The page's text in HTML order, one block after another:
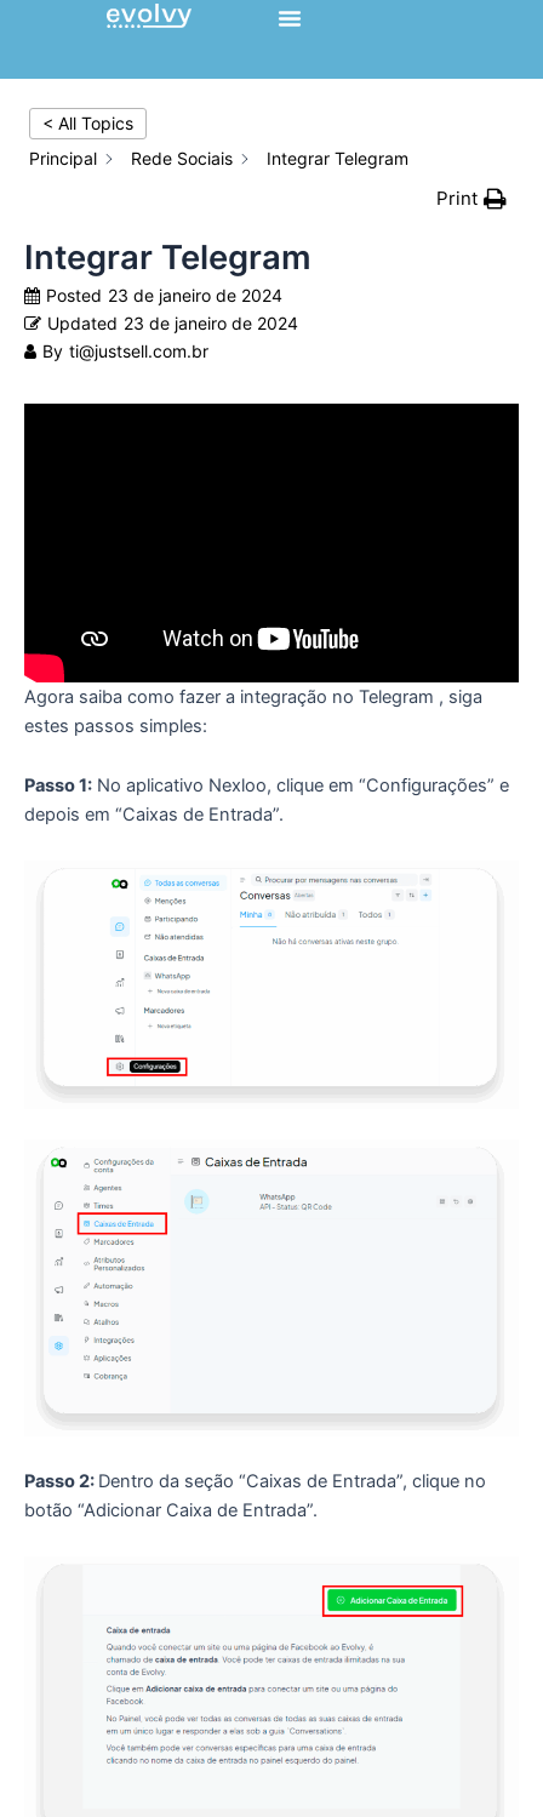
< All Topics
Principal
Rede Sociais Integrar Telegram
Print
Integrar Telegram
Posted 23 de janeiro de 2024
Updated 23 de janeiro de 2024
By ti@justsell.com.br
Agora saiba como fazer a integração no Telegram , siga
estes passos simples:
Passo 1: No aplicativo Nexloo, clique em “Configurações” e
depois em “Caixas de Entrada”.
Passo 2: Dentro da seção “Caixas de Entrada”, clique no
botão “Adicionar Caixa de Entrada”.